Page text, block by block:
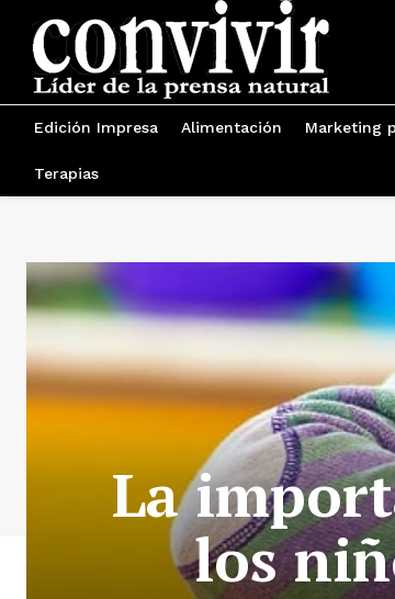
Edición Impresa Alimentación Marketing
Terapias
La
los